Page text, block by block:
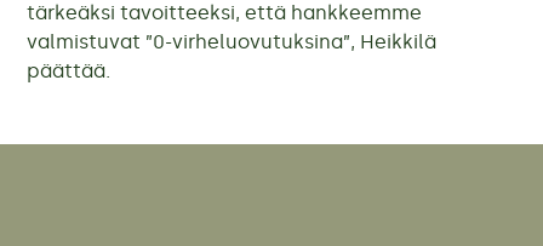
tärkeäksi tavoitteeksi, että hankkeemme
valmistuvat ”0-virheluovutuksina”, Heikkilä
päättää.